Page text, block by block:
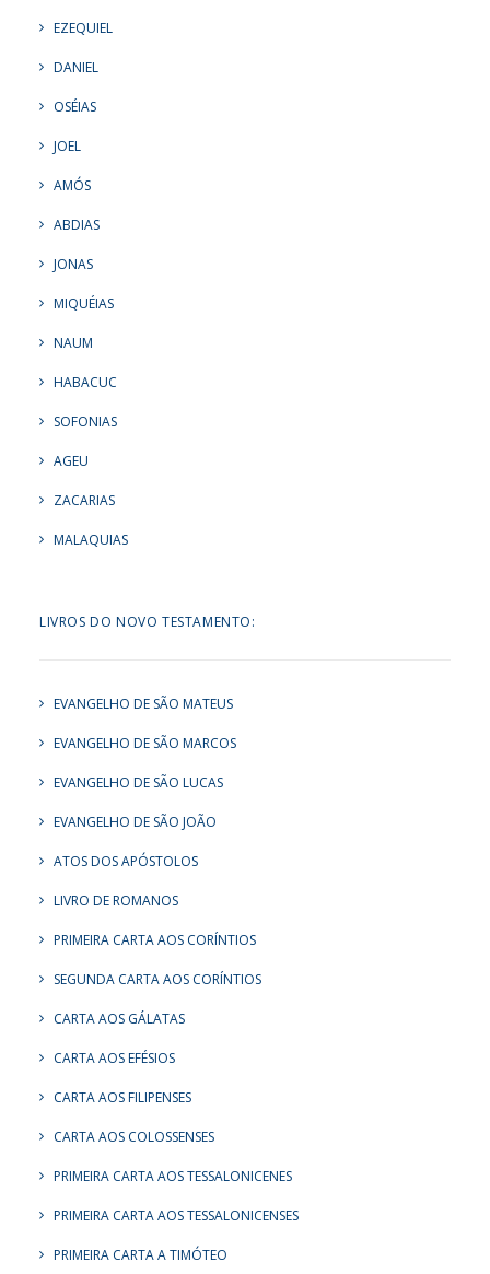
EZEQUIEL
DANIEL
OSÉIAS
JOEL
AMÓS
ABDIAS
JONAS
MIQUÉIAS
NAUM
HABACUC
SOFONIAS
AGEU
ZACARIAS
MALAQUIAS
LIVROS DO NOVO TESTAMENTO:
EVANGELHO DE SÃO MATEUS
EVANGELHO DE SÃO MARCOS
EVANGELHO DE SÃO LUCAS
EVANGELHO DE SÃO JOÃO
ATOS DOS APÓSTOLOS
LIVRO DE ROMANOS
PRIMEIRA CARTA AOS CORÍNTIOS
SEGUNDA CARTA AOS CORÍNTIOS
CARTA AOS GÁLATAS
CARTA AOS EFÉSIOS
CARTA AOS FILIPENSES
CARTA AOS COLOSSENSES
PRIMEIRA CARTA AOS TESSALONICENES
PRIMEIRA CARTA AOS TESSALONICENSES
PRIMEIRA CARTA A TIMÓTEO